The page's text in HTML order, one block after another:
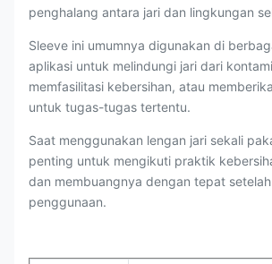
penghalang antara jari dan lingkungan
Sleeve ini umumnya digunakan di
aplikasi untuk melindungi jari dari
memfasilitasi kebersihan, atau
untuk tugas-tugas tertentu.
Saat menggunakan lengan jari sekali
penting untuk mengikuti praktik
dan membuangnya dengan tepat
penggunaan.